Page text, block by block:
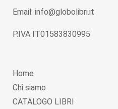
Email: info@globolibri.it
P.IVA IT01583830995
Home
Chi siamo
CATALOGO LIBRI